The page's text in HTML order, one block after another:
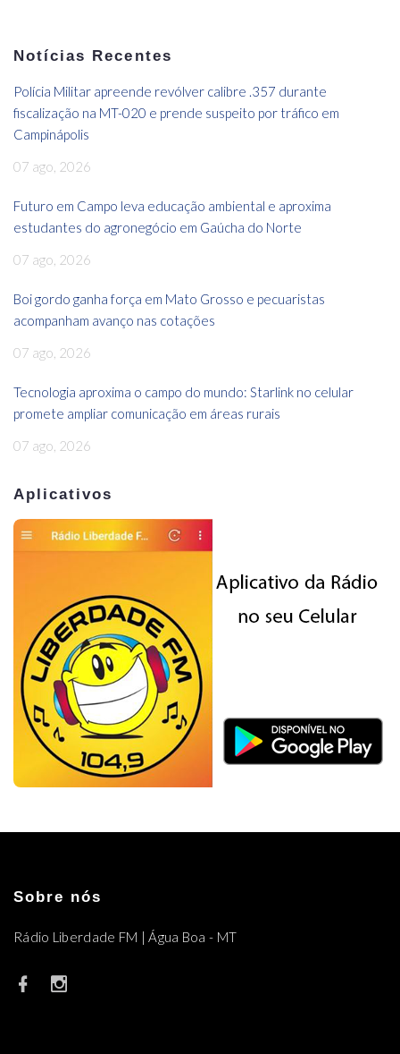
Notícias Recentes
Polícia Militar apreende revólver calibre .357 durante
fiscalização na MT-020 e prende suspeito por tráfico em
Campinápolis
07 ago, 2026
Futuro em Campo leva educação ambiental e aproxima
estudantes do agronegócio em Gaúcha do Norte
07 ago, 2026
Boi gordo ganha força em Mato Grosso e pecuaristas
acompanham avanço nas cotações
07 ago, 2026
Tecnologia aproxima o campo do mundo: Starlink no celular
promete ampliar comunicação em áreas rurais
07 ago, 2026
Aplicativos
Sobre nós
Rádio Liberdade FM | Água Boa - MT